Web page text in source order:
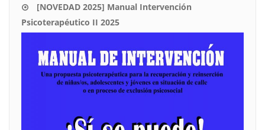
[NOVEDAD 2025] Manual Intervención
Psicoterapéutico II 2025